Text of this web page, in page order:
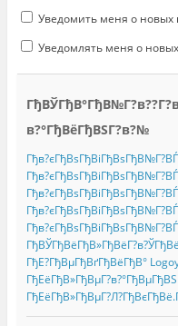
Уведомить меня о новых
Уведомлять меня о
в?°ГђВёГђВЅГ?в?№
ГђЕ?ГђВµГђВґГђВёГђВ°